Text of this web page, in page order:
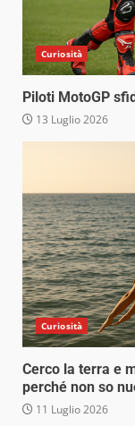
Curiosità
Piloti MotoGP
13 Luglio 2026
Curiosità
Cerco la terra e
perché non so
11 Luglio 2026